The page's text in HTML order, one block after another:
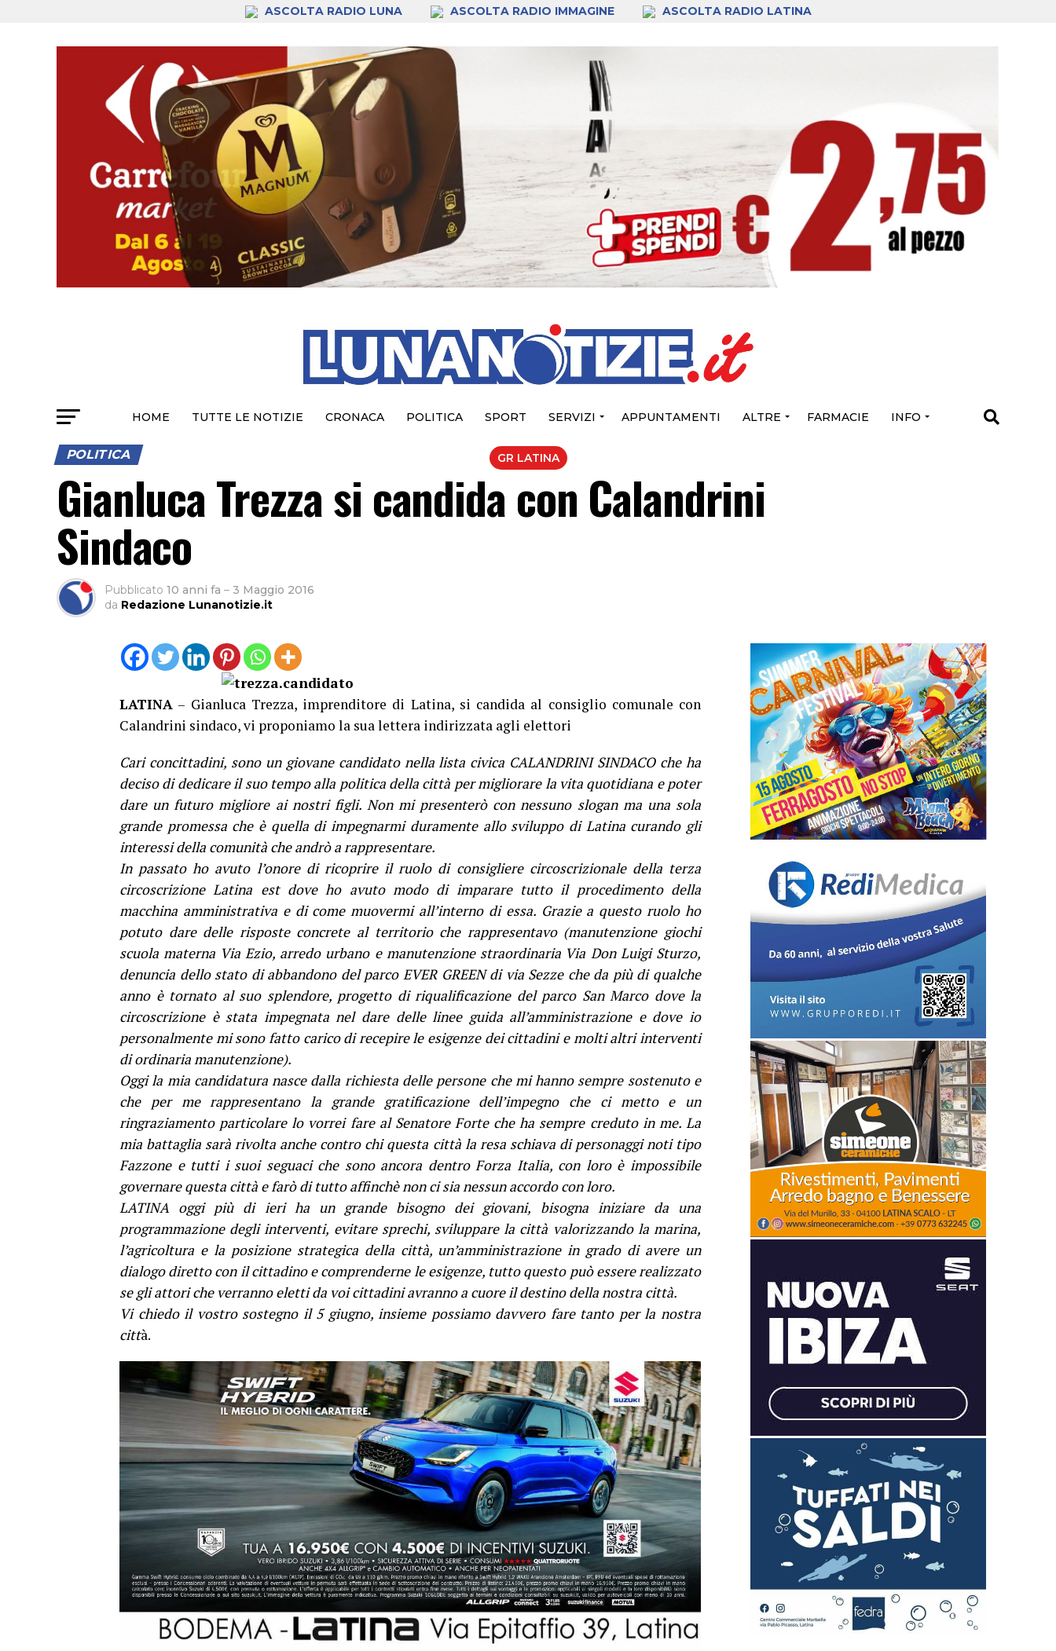
ASCOLTA RADIO LUNA ASCOLTA RADIO IMMAGINE ASCOLTA RADIO LATINA
HOME TUTTE LE NOTIZIE CRONACA POLITICA SPORT SERVIZI APPUNTAMENTI ALTRE FARMACIE INFO
GR LATINA
POLITICA
Gianluca Trezza si candida con Calandrini
Sindaco
Pubblicato 10 anni fa – 3 Maggio 2016
da Redazione Lunanotizie.it
LATINA – Gianluca Trezza, imprenditore di Latina, si candida al consiglio comunale con
Calandrini sindaco, vi proponiamo la sua lettera indirizzata agli elettori
Cari concittadini, sono un giovane candidato nella lista civica CALANDRINI SINDACO che ha
deciso di dedicare il suo tempo alla politica della città per migliorare la vita quotidiana e poter
dare un futuro migliore ai nostri figli. Non mi presenterò con nessuno slogan ma una sola
grande promessa che è quella di impegnarmi duramente allo sviluppo di Latina curando gli
interessi della comunità che andrò a rappresentare.
In passato ho avuto l’onore di ricoprire il ruolo di consigliere circoscrizionale della terza
circoscrizione Latina est dove ho avuto modo di imparare tutto il procedimento della
macchina amministrativa e di come muovermi all’interno di essa. Grazie a questo ruolo ho
potuto dare delle risposte concrete al territorio che rappresentavo (manutenzione giochi
scuola materna Via Ezio, arredo urbano e manutenzione straordinaria Via Don Luigi Sturzo,
denuncia dello stato di abbandono del parco EVER GREEN di via Sezze che da più di qualche
anno è tornato al suo splendore, progetto di riqualificazione del parco San Marco dove la
circoscrizione è stata impegnata nel dare delle linee guida all’amministrazione e dove io
personalmente mi sono fatto carico di recepire le esigenze dei cittadini e molti altri interventi
di ordinaria manutenzione).
Oggi la mia candidatura nasce dalla richiesta delle persone che mi hanno sempre sostenuto e
che per me rappresentano la grande gratificazione dell’impegno che ci metto e un
ringraziamento particolare lo vorrei fare al Senatore Forte che ha sempre creduto in me. La
mia battaglia sarà rivolta anche contro chi questa città la resa schiava di personaggi noti tipo
Fazzone e tutti i suoi seguaci che sono ancora dentro Forza Italia, con loro è impossibile
governare questa città e farò di tutto affinchè non ci sia nessun accordo con loro.
LATINA oggi più di ieri ha un grande bisogno dei giovani, bisogna iniziare da una
programmazione degli interventi, evitare sprechi, sviluppare la città valorizzando la marina,
l’agricoltura e la posizione strategica della città, un’amministrazione in grado di avere un
dialogo diretto con il cittadino e comprenderne le esigenze, tutto questo può essere realizzato
se gli attori che verranno eletti da voi cittadini avranno a cuore il destino della nostra città.
Vi chiedo il vostro sostegno il 5 giugno, insieme possiamo davvero fare tanto per la nostra
città.